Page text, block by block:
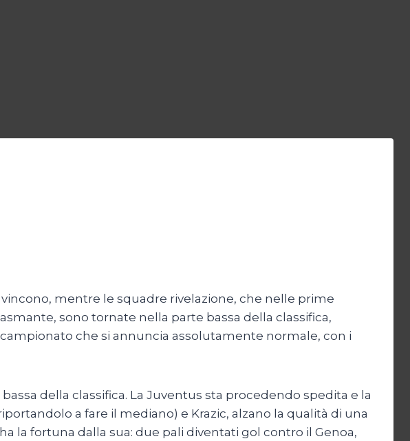
mentre le squadre rivelazione, che nelle prime
sono tornate nella parte bassa della classifica,
che si annuncia assolutamente normale, con i
della classifica. La Juventus sta procedendo spedita e la
a fare il mediano) e Krazic, alzano la qualità di una
la fortuna dalla sua: due pali diventati gol contro il Genoa,